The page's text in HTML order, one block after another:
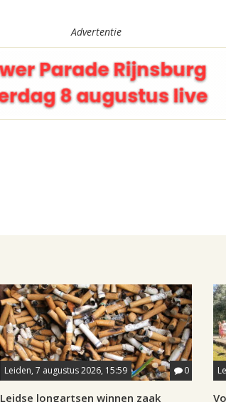
Advertentie
Leiden, 7 augustus 2026, 15:59 0
Leidse longartsen winnen zaak